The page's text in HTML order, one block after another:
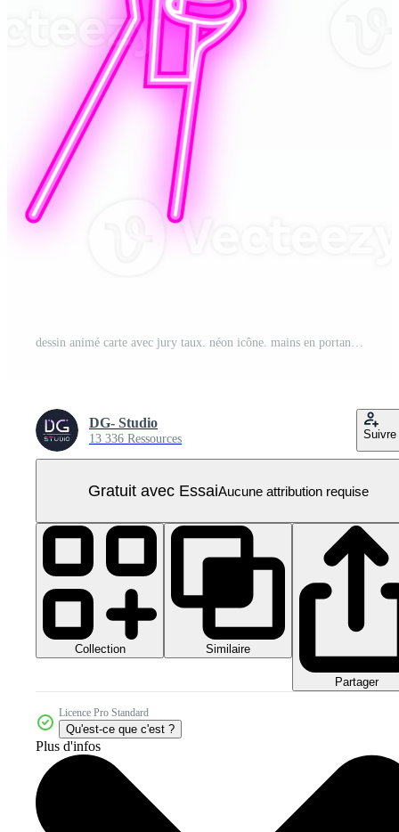
dessin animé carte avec jury taux. néon icône. mains en portant But cartes avec Nombres. PNG Pro
DG- Studio
13 336 Ressources Suivre
Gratuit avec EssaiAucune attribution requise
Collection Similaire
Partager
Licence Pro Standard
Qu'est-ce que c'est ?
Plus d'infos